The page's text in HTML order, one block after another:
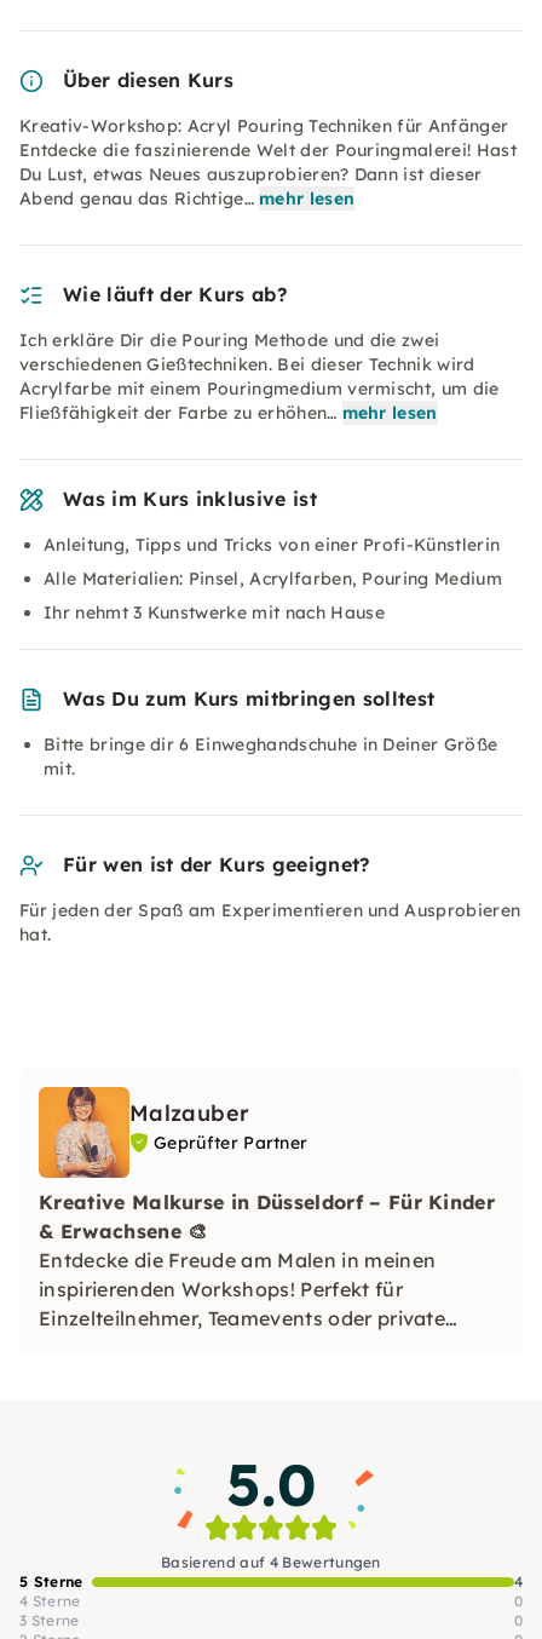
Über diesen Kurs
Kreativ-Workshop: Acryl Pouring Techniken für Anfänger
Entdecke die faszinierende Welt der Pouringmalerei! Hast
Du Lust, etwas Neues auszuprobieren? Dann ist dieser
Abend genau das Richtige… mehr lesen
Wie läuft der Kurs ab?
Ich erkläre Dir die Pouring Methode und die zwei
verschiedenen Gießtechniken. Bei dieser Technik wird
Acrylfarbe mit einem Pouringmedium vermischt, um die
Fließfähigkeit der Farbe zu erhöhen… mehr lesen
Was im Kurs inklusive ist
Anleitung, Tipps und Tricks von einer Profi-Künstlerin
Alle Materialien: Pinsel, Acrylfarben, Pouring Medium
Ihr nehmt 3 Kunstwerke mit nach Hause
Was Du zum Kurs mitbringen solltest
Bitte bringe dir 6 Einweghandschuhe in Deiner Größe
mit.
Für wen ist der Kurs geeignet?
Für jeden der Spaß am Experimentieren und Ausprobieren
hat.
Malzauber
Geprüfter Partner
Kreative Malkurse in Düsseldorf – Für Kinder
& Erwachsene 🎨
Entdecke die Freude am Malen in meinen
inspirierenden Workshops! Perfekt für
Einzelteilnehmer, Teamevents oder private
5.0
Basierend auf 4 Bewertungen
5 Sterne
4
4 Sterne
0
3 Sterne
0